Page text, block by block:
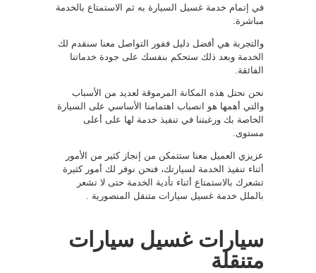
في إتمام خدمة غسيل السيارة به ثم الاستمتاع بالخدمة
مباشرة.
والتجربة هي أفضل دليل ففور التواصل معنا سنقدم لك
الخدمة وبعد ذلك ستحكم بنفسك على جودة خدماتنا
الفائقة.
نحن نحتل هذه المكانة المرموقة لعديد من الأسباب
والتي أهمها هو انصباب اهتمامنا الأساسي على السيارة
الخاصة بك ورغبتنا في تنفيذ خدمة لها على أعلى
مستوى.
عزيزي العميل معنا ستتمكن من إنجاز كثير من الأمور
أثناء تنفيذ الخدمة لسيارتك، فنحن نوفر لك أمور كثيرة
تشعرك بالاستمتاع أثناء تأدية الخدمة حتى لا تشعر
بالملل خدمة غسيل سيارات متنقل المنصورية .
سيارات غسيل سيارات
متنقلة